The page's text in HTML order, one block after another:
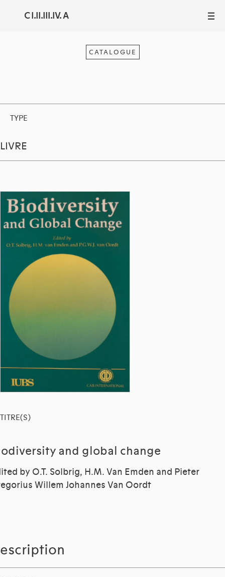
C I.II.III.IV. A III
CATALOGUE
TYPE
LIVRE
TITRE(S)
and global change
by O.T. Solbrig, H.M. Van Emden and Pieter
Willem Johannes Van Oordt